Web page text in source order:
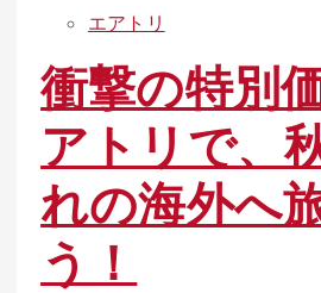
エアトリ
衝撃の特別
アトリで、
れの海外へ
う！